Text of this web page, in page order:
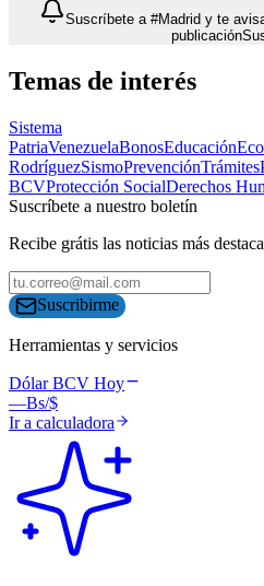
Suscríbete a #Madrid y te
publicación
Temas de interés
Sistema
PatriaVenezuelaBonosEducación
RodríguezSismoPrevenciónTrámites
BCVProtección SocialDerechos
Suscríbete a nuestro boletín
Recibe grátis las noticias más
Suscribirme
Herramientas y servicios
Dólar BCV Hoy
—Bs/$
Ir a calculadora